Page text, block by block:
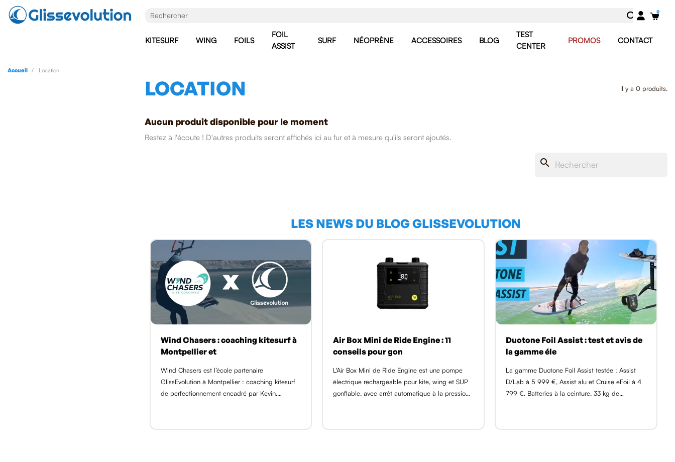
KITESURF WING FOILS
FOIL
ASSIST
SURF NÉOPRÈNE ACCESSOIRES BLOG
TEST
CENTER
PROMOS CONTACT
Accueil Location
LOCATION Il y a 0 produits.
Aucun produit disponible pour le moment
Restez à l'écoute ! D'autres produits seront affichés ici au fur et à mesure qu'ils seront ajoutés.
search
LES NEWS DU BLOG GLISSEVOLUTION
Wind Chasers : coaching kitesurf à
Montpellier et
Wind Chasers est l’école partenaire
GlissEvolution à Montpellier : coaching kitesurf
de perfectionnement encadré par Kevin,
duo à 160 €, sur les spots du go [...]
Air Box Mini de Ride Engine : 11
conseils pour gon
L'Air Box Mini de Ride Engine est une pompe
électrique rechargeable pour kite, wing et SUP
gonflable, avec arrêt automatique à la pression
plus vite, [...]
Duotone Foil Assist : test et avis de
la gamme éle
La gamme Duotone Foil Assist testée : Assist
D/Lab à 5 999 €, Assist alu et Cruise eFoil à 4
799 €. Batteries à la ceinture, 33 kg de